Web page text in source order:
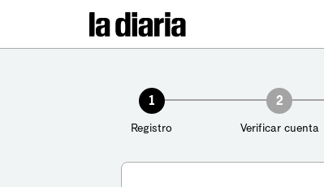
1
Registro
2
Verificar cuenta